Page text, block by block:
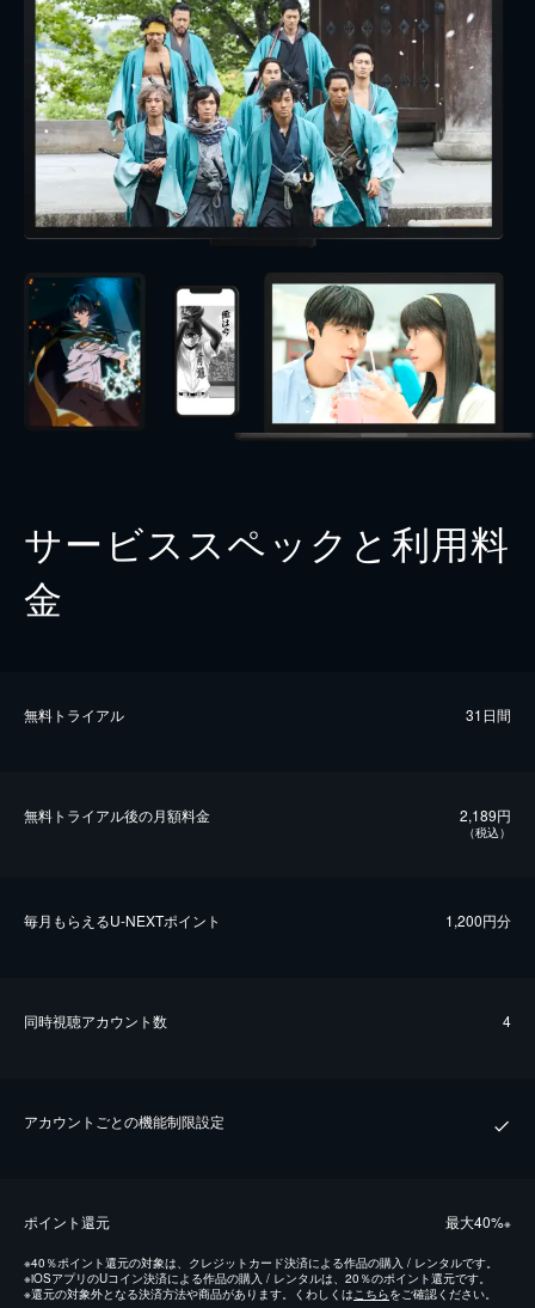
サービススペックと利用料
金
無料トライアル 31日間
無料トライアル後の⽉額料金 2,189円
（税込）
毎⽉もらえるU-NEXTポイント 1,200円分
同時視聴アカウント数 4
アカウントごとの機能制限設定
ポイント還元 最⼤40%※
※40％ポイント還元の対象は、クレジットカード決済による作品の購入 / レンタルです。
※iOSアプリのUコイン決済による作品の購入 / レンタルは、20％のポイント還元です。
※還元の対象外となる決済方法や商品があります。くわしくは こちらをご確認ください。